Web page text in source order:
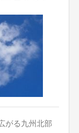
がる九州北部